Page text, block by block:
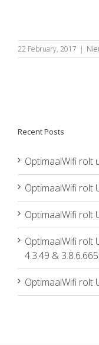
22 February, 2017 |
Recent Posts
OptimaalWifi rolt
OptimaalWifi rolt
OptimaalWifi rolt
OptimaalWifi rolt
4.3.49 &
OptimaalWifi rolt